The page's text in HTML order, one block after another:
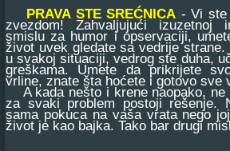
PRAVA STE SREĆNICA - Vi ste
zvezdom! Zahvaljujući izuzetnoj
smislu za humor i opservaciji,
život uvek gledate sa vedrije
u svakoj situaciji, vedrog ste duha,
greškama. Umete da prikrijete
vrline, znate šta hoćete i gotovo sve
A kada nešto i krene naopako, ne
za svaki problem postoji rešenje.
sama pokuca na vaša vrata nego
život je kao bajka. Tako bar drugi